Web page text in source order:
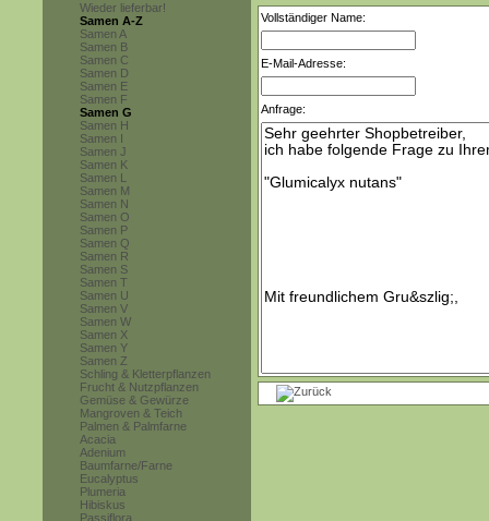
Wieder lieferbar!
Samen A-Z
Samen A
Samen B
Samen C
Samen D
Samen E
Samen F
Samen G
Samen H
Samen I
Samen J
Samen K
Samen L
Samen M
Samen N
Samen O
Samen P
Samen Q
Samen R
Samen S
Samen T
Samen U
Samen V
Samen W
Samen X
Samen Y
Samen Z
Schling & Kletterpflanzen
Frucht & Nutzpflanzen
Gemüse & Gewürze
Mangroven & Teich
Palmen & Palmfarne
Acacia
Adenium
Baumfarne/Farne
Eucalyptus
Plumeria
Hibiskus
Passiflora
Vollständiger Name:
E-Mail-Adresse:
Anfrage: